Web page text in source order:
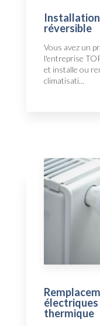
réversible
Vous avez un
l'entreprise
et installe ou
climatisati...
thermique